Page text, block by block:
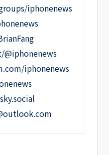
iphonenews
@iphonenews
iphonenews